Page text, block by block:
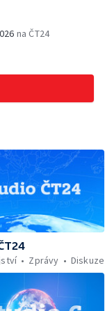
na ČT24
Zprávy Diskuze